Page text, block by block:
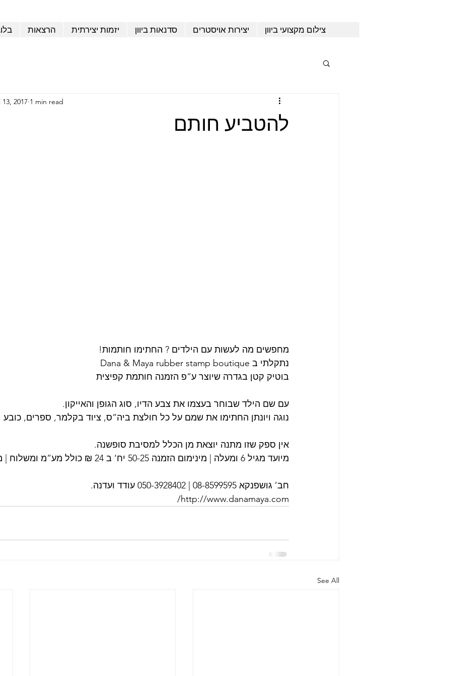
הרצאות יזמות יצירתית סדנאות ביוון יצירות אויסטרים צילום מקצועי ביוון
להטביע חותם
13, 2017 1 min read
מחפשים מה לעשות עם הילדים ? החתימו חותמות!
נתקלתי ב Dana & Maya rubber stamp boutique‎
‏בוטיק קטן בגדרה שיוצר ע”פ הזמנה חותמת קפיצית
עם שם הילד שבוחר בעצמו את צבע הדיו, סוג הגופן והאייקון.
נוגה ויונתן החתימו את שמם על כל חולצת ביה”ס, ציוד בקלמר, ספרים,
אין ספק שזו מתנה יוצאת מן הכלל למסיבת סופשנה.
מיועד מגיל 6 ומעלה | מינימום הזמנה 50-25 יח‘ ב 24 ₪ כולל מע”מ ומשלוח | מחיר ליחידה 35 ₪
חב’ גושפנקא 08-8599595 | 050-3928402 עודד ועדנה.
See All